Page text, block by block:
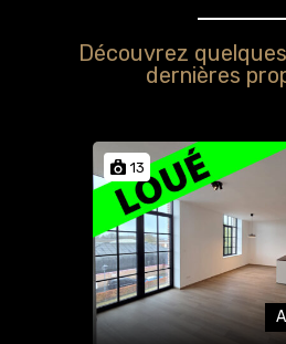
Découvrez
dernières
13